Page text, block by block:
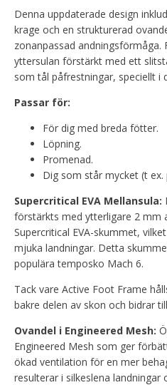
Denna uppdaterade design
krage och en strukturerad
zonanpassad andningsförmåga.
yttersulan förstärkt med ett
som tål påfrestningar, speciellt i
Passar för:
För dig med breda fötter.
Löpning.
Promenad.
Dig som står mycket (t ex.
Supercritical EVA Mellansula:
förstärkts med ytterligare 2 mm
Supercritical EVA-skummet,
mjuka landningar. Detta
populära temposko Mach 6.
Tack vare Active Foot Frame
bakre delen av skon och bidrar
Ovandel i Engineered Mesh:
Engineered Mesh som ger
ökad ventilation för en mer
resulterar i silkeslena landningar